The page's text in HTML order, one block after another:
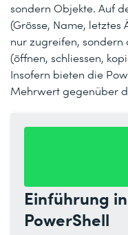
sondern Objekte. Auf
(Grösse, Name,
nur zugreifen,
(öffnen, schliessen,
Insofern bieten die
Mehrwert gegenüber
Einführung
PowerShell